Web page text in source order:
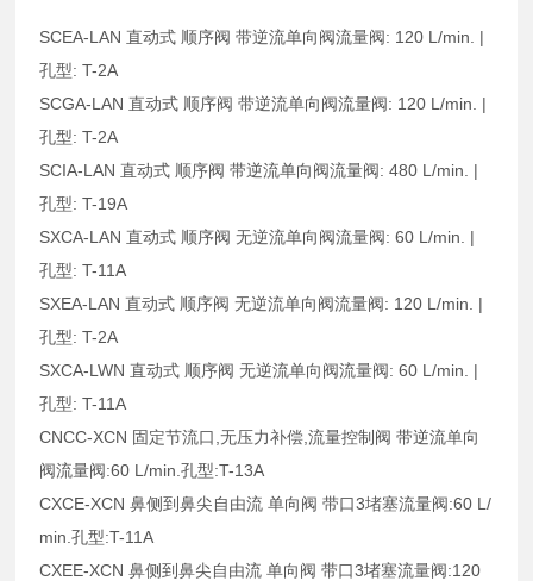
SCEA-LAN 直动式 顺序阀 带逆流单向阀流量阀: 120 L/min. |
孔型: T-2A
SCGA-LAN 直动式 顺序阀 带逆流单向阀流量阀: 120 L/min. |
孔型: T-2A
SCIA-LAN 直动式 顺序阀 带逆流单向阀流量阀: 480 L/min. |
孔型: T-19A
SXCA-LAN 直动式 顺序阀 无逆流单向阀流量阀: 60 L/min. |
孔型: T-11A
SXEA-LAN 直动式 顺序阀 无逆流单向阀流量阀: 120 L/min. |
孔型: T-2A
SXCA-LWN 直动式 顺序阀 无逆流单向阀流量阀: 60 L/min. |
孔型: T-11A
CNCC-XCN 固定节流口,无压力补偿,流量控制阀 带逆流单向
阀流量阀:60 L/min.孔型:T-13A
CXCE-XCN 鼻侧到鼻尖自由流 单向阀 带口3堵塞流量阀:60 L/
min.孔型:T-11A
CXEE-XCN 鼻侧到鼻尖自由流 单向阀 带口3堵塞流量阀:120